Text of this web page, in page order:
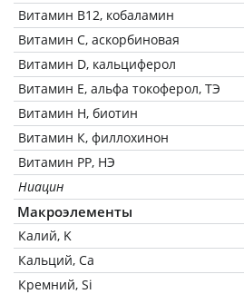
Витамин В12, кобаламин
Витамин C, аскорбиновая
Витамин D, кальциферол
Витамин Е, альфа токоферол, ТЭ
Витамин Н, биотин
Витамин К, филлохинон
Витамин РР, НЭ
Ниацин
Макроэлементы
Калий, K
Кальций, Ca
Кремний, Si